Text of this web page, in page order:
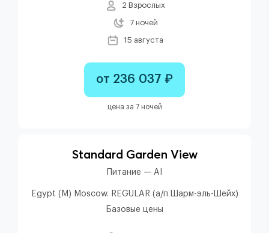
2 Взрослых
7 ночей
15 августа
от 236 037 ₽
цена за 7 ночей
Standard Garden View
Питание — AI
Egypt (M) Moscow. REGULAR (а/п Шарм-эль-Шейх)
Базовые цены